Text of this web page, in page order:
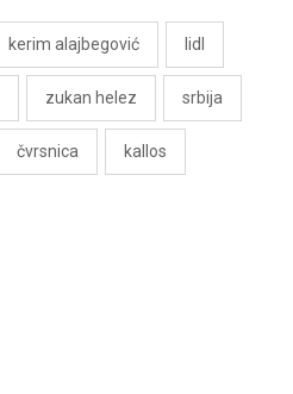
kerim alajbegović lidl
zukan helez srbija
čvrsnica kallos